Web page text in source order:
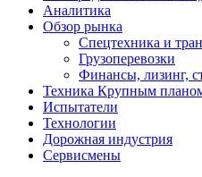
Аналитика
Обзор рынка
Спецтехника и
Грузоперевозки
Финансы, лизинг,
Техника Крупным
Испытатели
Технологии
Дорожная индустрия
Сервисмены